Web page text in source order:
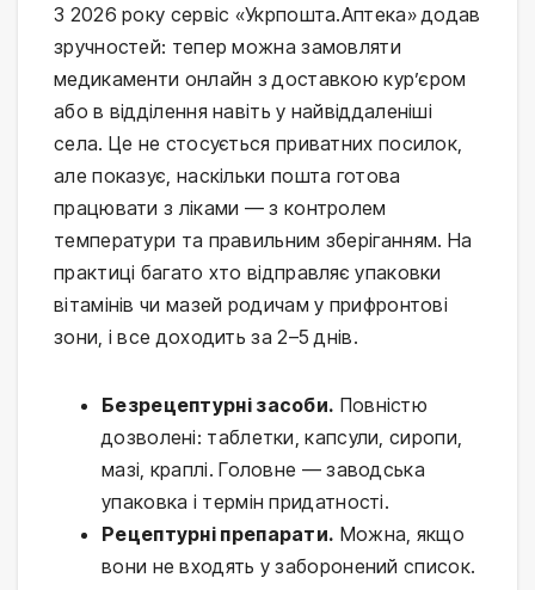
З 2026 року сервіс «Укрпошта.Аптека» додав
зручностей: тепер можна замовляти
медикаменти онлайн з доставкою кур’єром
або в відділення навіть у найвіддаленіші
села. Це не стосується приватних посилок,
але показує, наскільки пошта готова
працювати з ліками — з контролем
температури та правильним зберіганням. На
практиці багато хто відправляє упаковки
вітамінів чи мазей родичам у прифронтові
зони, і все доходить за 2–5 днів.
Безрецептурні засоби. Повністю
дозволені: таблетки, капсули, сиропи,
мазі, краплі. Головне — заводська
упаковка і термін придатності.
Рецептурні препарати. Можна, якщо
вони не входять у заборонений список.